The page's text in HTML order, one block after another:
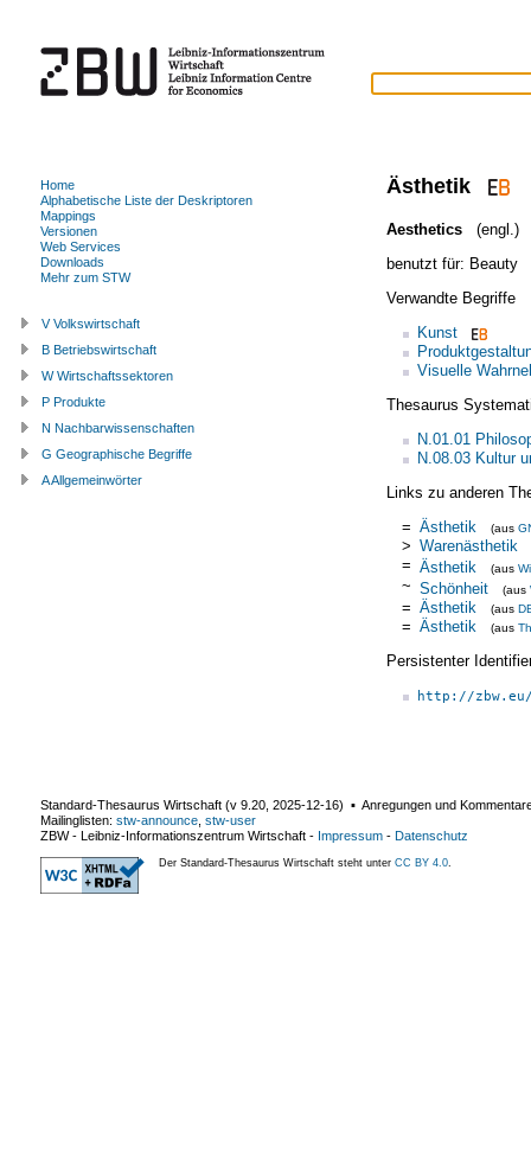
Ästhetik
Aesthetics
(engl.)
benutzt für: Beauty
Verwandte Begriffe
Kunst
Visuelle
Thesaurus
N.01.01
N.08.03 Kultur
Links zu anderen
= Ästhetik (aus
> Warenästhetik
= Ästhetik (aus
~ Schönheit (aus
= Ästhetik (aus
= Ästhetik (aus
Persistenter
http://
Home
Alphabetische Liste der Deskriptoren
Mappings
Versionen
Web Services
Downloads
Mehr zum STW
V Volkswirtschaft
B Betriebswirtschaft
W Wirtschaftssektoren
P Produkte
N Nachbarwissenschaften
G Geographische Begriffe
A Allgemeinwörter
Standard-Thesaurus Wirtschaft (v 9.20 2025-12-16) ▪ Anregungen und
Mailinglisten: stw-announce stw-user
ZBW - Leibniz-Informationszentrum Wirtschaft - Impressum - Datenschutz
Der Standard-Thesaurus Wirtschaft steht unter CC BY 4.0